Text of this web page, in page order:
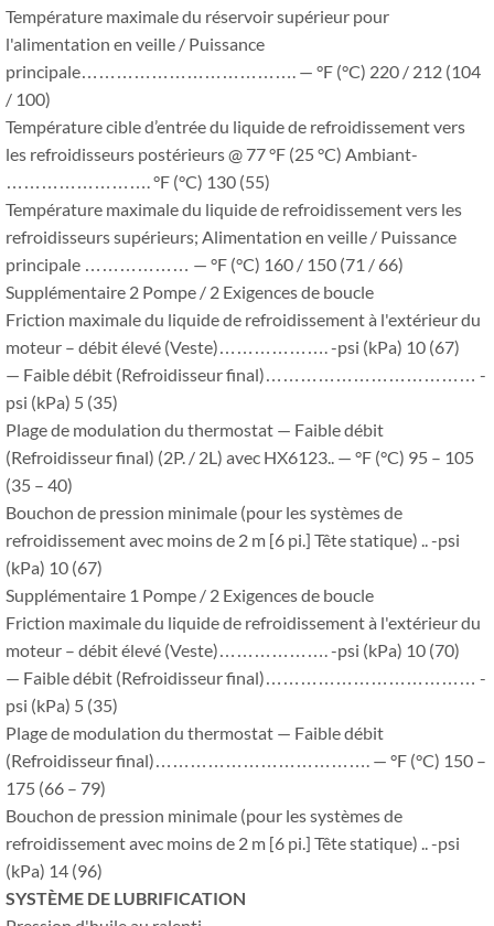
Température maximale du réservoir supérieur pour
l'alimentation en veille / Puissance
principale………………………………. — °F (°C) 220 / 212 (104
/ 100)
Température cible d’entrée du liquide de refroidissement vers
les refroidisseurs postérieurs @ 77 °F (25 °C) Ambiant-
……………………. °F (°C) 130 (55)
Température maximale du liquide de refroidissement vers les
refroidisseurs supérieurs; Alimentation en veille / Puissance
principale ……………… — °F (°C) 160 / 150 (71 / 66)
Supplémentaire 2 Pompe / 2 Exigences de boucle
Friction maximale du liquide de refroidissement à l'extérieur du
moteur – débit élevé (Veste)………………. -psi (kPa) 10 (67)
— Faible débit (Refroidisseur final)……………………………… -
psi (kPa) 5 (35)
Plage de modulation du thermostat — Faible débit
(Refroidisseur final) (2P. / 2L) avec HX6123.. — °F (°C) 95 – 105
(35 – 40)
Bouchon de pression minimale (pour les systèmes de
refroidissement avec moins de 2 m [6 pi.] Tête statique) .. -psi
(kPa) 10 (67)
Supplémentaire 1 Pompe / 2 Exigences de boucle
Friction maximale du liquide de refroidissement à l'extérieur du
moteur – débit élevé (Veste)………………. -psi (kPa) 10 (70)
— Faible débit (Refroidisseur final)……………………………… -
psi (kPa) 5 (35)
Plage de modulation du thermostat — Faible débit
(Refroidisseur final)………………………………. — °F (°C) 150 –
175 (66 – 79)
Bouchon de pression minimale (pour les systèmes de
refroidissement avec moins de 2 m [6 pi.] Tête statique) .. -psi
(kPa) 14 (96)
SYSTÈME DE LUBRIFICATION